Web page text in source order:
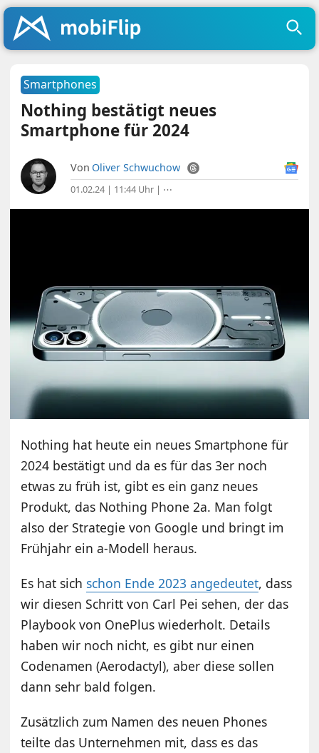
Smartphones
Nothing bestätigt neues
Smartphone für 2024
Von Oliver Schwuchow
01.02.24 | 11:44 Uhr | ⋯
Nothing hat heute ein neues Smartphone für
2024 bestätigt und da es für das 3er noch
etwas zu früh ist, gibt es ein ganz neues
Produkt, das Nothing Phone 2a. Man folgt
also der Strategie von Google und bringt im
Frühjahr ein a-Modell heraus.
Es hat sich schon Ende 2023 angedeutet, dass
wir diesen Schritt von Carl Pei sehen, der das
Playbook von OnePlus wiederholt. Details
haben wir noch nicht, es gibt nur einen
Codenamen (Aerodactyl), aber diese sollen
dann sehr bald folgen.
Zusätzlich zum Namen des neuen Phones
teilte das Unternehmen mit, dass es das